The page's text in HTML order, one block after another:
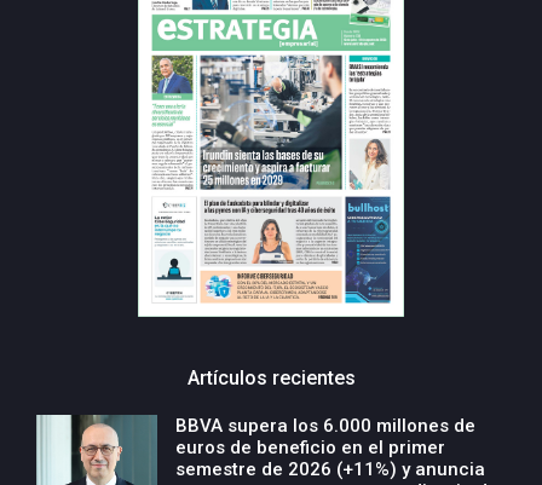
Artículos recientes
BBVA supera los 6.000 millones de
euros de beneficio en el primer
semestre de 2026 (+11%) y anuncia